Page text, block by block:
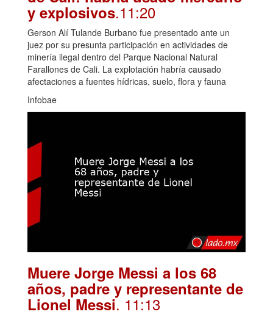
y explosivos.11:20
Gerson Alí Tulande Burbano fue presentado ante un
juez por su presunta participación en actividades de
minería ilegal dentro del Parque Nacional Natural
Farallones de Cali. La explotación habría causado
afectaciones a fuentes hídricas, suelo, flora y fauna
Infobae
Muere Jorge Messi a los 68
años, padre y representante de
Lionel Messi. 11:13